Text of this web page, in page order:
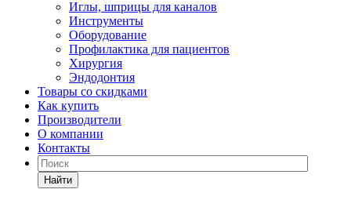
Иглы, шприцы для каналов
Инструменты
Оборудование
Профилактика для пациентов
Хирургия
Эндодонтия
Товары со скидками
Как купить
Производители
О компании
Контакты
Найти